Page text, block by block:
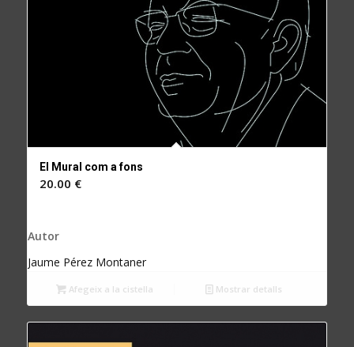
El Mural com a fons
20.00 €
Autor
Jaume Pérez Montaner
Afegeix a la cistella Mostrar detalls